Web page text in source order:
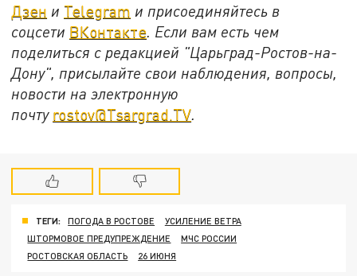
Дзен и Telegram и присоединяйтесь в
соцсети ВКонтакте . Если вам есть чем
поделиться с редакцией "Царьград-Ростов-на-
Дону", присылайте свои наблюдения, вопросы,
новости на электронную
почту rostov@Tsargrad.ТV
ТЕГИ: ПОГОДА В РОСТОВЕ
УСИЛЕНИЕ ВЕТРА
ШТОРМОВОЕ ПРЕДУПРЕЖДЕНИЕ
МЧС РОССИИ
РОСТОВСКАЯ ОБЛАСТЬ
26 ИЮНЯ